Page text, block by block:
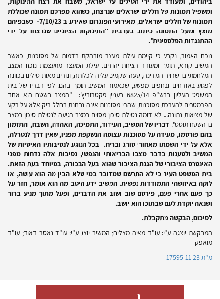
ומשפיל תמונות של חללים ישראלים שנרצחו, כשהוא מפרסם תמונה שכוללת
תמונות של חללים ישראלים, מאירועי הפוגרום שאירע ב 7/10/23- כשבפיהם
מוצץ ומעל התמונה כיתוב בערבית "התינוקות הציוניים שנרצחו על ידי
ההתנגדות הפלסטינית".
נוכח האמור, נקבע כי קיימת עילת מעצר מובהקת בדמות של מסוכנות, כאשר
המשיב קורא, תומך ומעודד רציחת יהודים. עילת המעצר מתעצמת נוכח המצב
המלחמתי בו שרויה המדינה, שעה שקמים עליה לכלותה, ונורים מאות טילים בכוונה
לפגוע באזרחים ובחפים מפשע, שכאמור המשיב תומך בהם. לפי דבריו של בית
המשפט העליון בבש"פ 6825/14 בעניין פקטרוביץ': "המצב בשטח הוא אחד
הפרמטרים להערכת מסוכנות, שהרי מסוכנות אינה נבחנת בחלל ריק אלא על רקע
של מציאות נתונה... לא דומה נטילת סיכון מסוים במצב רגיעה לנטילת סיכון במצב
בו השטח תוסס". דבריו של המשיב, העידוד, התמיכה, האהדה, השבח, והתזמון
בהם פורסמו, מעידה על מסוכנות עצומה הנשקפת מפניו, שאין דרך לנטרלה,
אלא על ידי השמתו מאחורי סורג ובריח. בכל הנוגע לנסיבותיו האישיות של
המשיב ולטענות בדבר מצבו הבריאותי והנפשי, נסיבות אלה נדחות מפני
האינטרס הציבורי של הגנת הציבור שהוא בעל הבכורה, במיוחד בעת הזאת.
בית המשפט העיר כי לא התרשם שמדובר במי שלא הבין מה הוא עושה, או
לוקה באיזושהי התמודדות נפשית. המשיב ידע היטב מה הוא אומר, חזר על
כך פעם אחרי פעם, פירסם שוב ושוב את הדברים, ופעל מתוך מניע ברור
ושנאה יוקדת לעם שבתוכו הוא יושב.
לסיכום, הבקשה מתקבלת.
המבקשת יוצגה ע"י: עו"ד מאיה מצליח; המשיב יוצג ע"י: עו"ד נאסר דאוד; עו"ד
מואפק
מ"ת 17595-11-23